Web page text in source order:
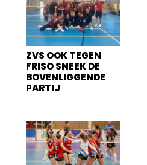
ZVS OOK TEGEN
FRISO SNEEK DE
BOVENLIGGENDE
PARTIJ